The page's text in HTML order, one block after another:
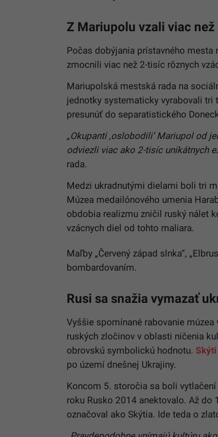
Z Mariupolu vzali viac
Počas dobýjania prístavného
zmocnili viac než 2-tisíc rôznych
Mariupolská mestská rada na
jednotky systematicky vyrabovali
presunúť do separatistického
„Okupanti ‚oslobodili’ Mariupol od
odviezli viac ako 2-tisíc unikátnych
rada.
Medzi ukradnutými dielami boli tri
Múzea medailónového umenia
obdobia realizmu zničil ruský nálet
vzácnych diel od tohto maliara.
Maľby „Červený západ slnka“,
bombardovaním.
Rusi sa snažia vymazať
Vyššie spomínané rabovanie
ruských zločinov v oblasti ničenia
obrovskú symbolickú hodnotu. Skýti
po území dnešnej Ukrajiny.
Koncom 5. storočia sa boli
roku Rusko 2014 anektovalo. Až
označoval ako Skýtia. Ide teda o